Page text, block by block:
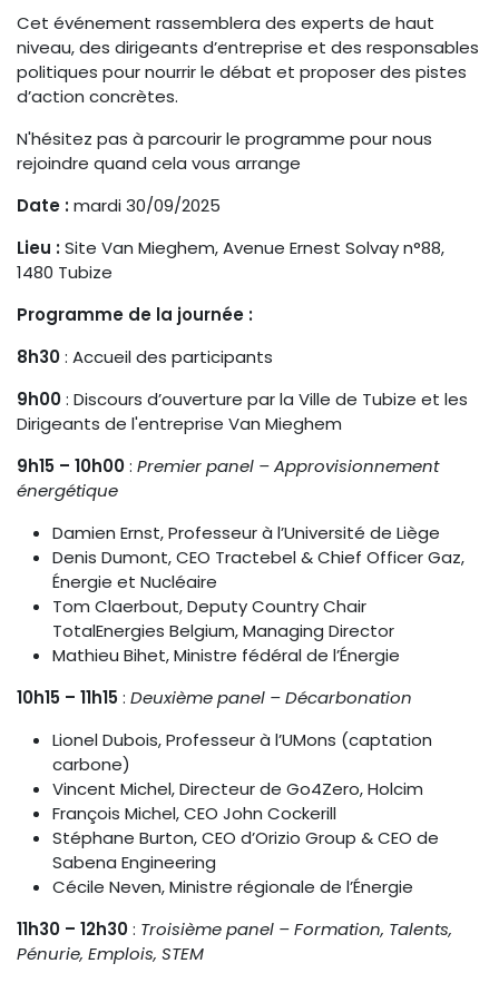
Cet événement rassemblera des experts de haut
niveau, des dirigeants d’entreprise et des responsables
politiques pour nourrir le débat et proposer des pistes
d’action concrètes.
N'hésitez pas à parcourir le programme pour nous
rejoindre quand cela vous arrange
Date :mardi 30/09/2025
Lieu :Site Van Mieghem, Avenue Ernest Solvay n°88,
1480 Tubize
Programme de la journée :
8h30: Accueil des participants
9h00: Discours d’ouverture par la Ville de Tubize et les
Dirigeants de l'entreprise Van Mieghem
9h15 – 10h00: Premier panel – Approvisionnement
énergétique
Damien Ernst, Professeur à l’Université de Liège
Denis Dumont, CEO Tractebel & Chief Officer Gaz,
Énergie et Nucléaire
Tom Claerbout, Deputy Country Chair
TotalEnergies Belgium, Managing Director
Mathieu Bihet, Ministre fédéral de l’Énergie
10h15 – 11h15: Deuxième panel – Décarbonation
Lionel Dubois, Professeur à l’UMons (captation
carbone)
Vincent Michel, Directeur de Go4Zero, Holcim
François Michel, CEO John Cockerill
Stéphane Burton, CEO d’Orizio Group & CEO de
Sabena Engineering
Cécile Neven, Ministre régionale de l’Énergie
11h30 – 12h30: Troisième panel – Formation, Talents,
Pénurie, Emplois, STEM